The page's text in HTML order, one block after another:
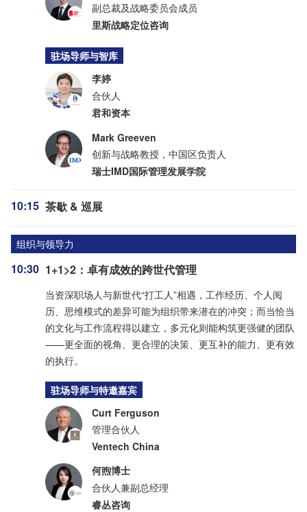
副总裁及战略委员会成员
里斯战略定位咨询
驻场导师与智库
李婷
合伙人
君和资本
Mark Greeven
创新与战略教授，中国区负责人
瑞士IMD国际管理发展学院
10:15 茶歇 & 巡展
组织与领导力
10:30 1+1>2：卓有成效的跨世代管理
当资深职场人与新世代“打工人”相遇，工作经历、个人阅
历、思维模式的差异可能为组织带来潜在的冲突；而当恰当
的文化与工作流程得以建立，多元化则能构筑更强健的团队
——更全面的视角、更合理的决策、更互补的能力、更有效
的执行。
驻场导师与特邀嘉宾
Curt Ferguson
管理合伙人
Ventech China
何煦博士
合伙人兼副总经理
睿丛咨询